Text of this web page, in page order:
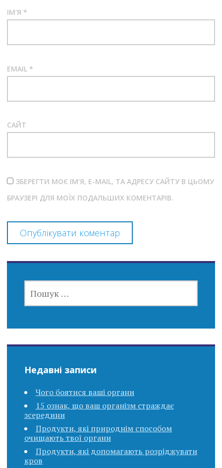
ІМ'Я *
EMAIL *
САЙТ
ЗБЕРЕГТИ МОЄ ІМ'Я, E-MAIL, ТА АДРЕСУ САЙТУ В ЦЬОМУ
БРАУЗЕРІ ДЛЯ МОЇХ ПОДАЛЬШИХ КОМЕНТАРІВ.
Недавні записи
Чого боятися ваші органи
15 ознак, що ваш організм страждає
зсередини
Продукти, які природнім способом
очищають твої органи
Продукти, які допомагають розріджувати
кров